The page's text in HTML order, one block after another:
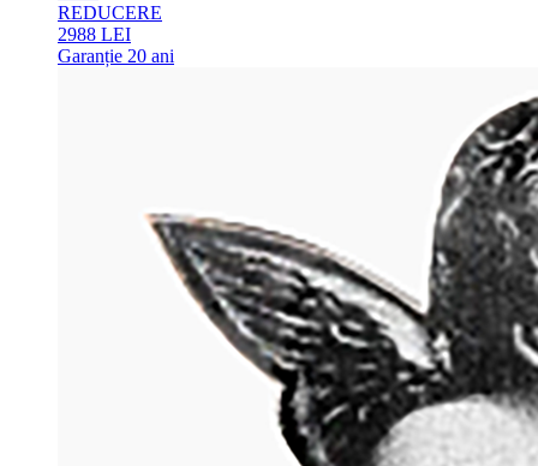
REDUCERE
2988 LEI
Garanție 20 ani